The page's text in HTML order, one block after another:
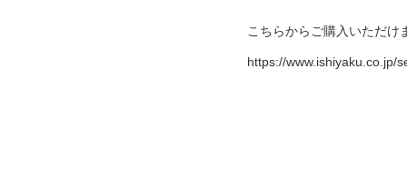
こちらからご購入いただけ
https://www.ishiyaku.co.jp/